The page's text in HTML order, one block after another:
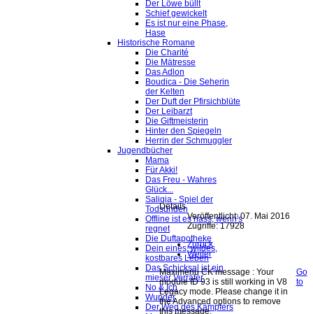
Der Löwe büllt
Schief gewickelt
Es ist nur eine Phase,
Hase
Historische Romane
Die Charité
Die Mätresse
Das Adlon
Boudica - Die Seherin
der Kelten
Der Duft der Pfirsichblüte
Der Leibarzt
Die Giftmeisterin
Hinter den Spiegeln
Herrin der Schmuggler
Jugendbücher
Mama
Für Akki!
Das Freu - Wahres
Glück...
Saligia - Spiel der
Todsünden
Offline ist es nass, wenn's
regnet
Die Duftapotheke
Dein eines, wildes,
kostbares Leben
Das Schicksal ist ein
mieser Verräter
No & Ich
Wunder
Der Weg des Kämpfers
Details
Veröffentlicht: 07. Mai 2016
Zugriffe: 17928
Zurück
Weiter
Maximenu CK message : Your
module ID 93 is still working in V8
Legacy mode. Please change it in
the Advanced options to remove
this message.
Go
to